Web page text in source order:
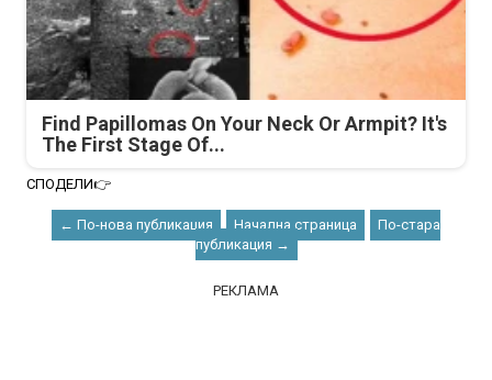
Find Papillomas On Your Neck Or Armpit? It's
The First Stage Of...
СПОДЕЛИ👉
← По-нова публикация Начална страница
По-стара
публикация →
РЕКЛАМА